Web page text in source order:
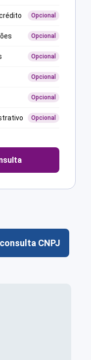
Opcional
Opcional
Opcional
Opcional
Opcional
Opcional
CNPJ